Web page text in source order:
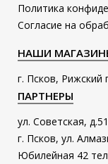
Политика
Согласие на
НАШИ
г. Псков, Рижский
ПАРТНЕРЫ
ул. Советская,
г. Псков, ул.
Юбилейная 42